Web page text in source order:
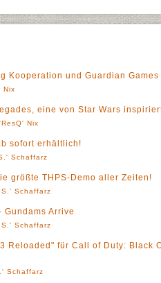
Kooperation und Guardian
Nix
eine von Star Wars
Nix
sofort erhältlich!
Schaffarz
größte THPS-Demo aller Zeiten!
S.' Schaffarz
Arrive
S.' Schaffarz
Reloaded" für Call of Duty: Black
Schaffarz